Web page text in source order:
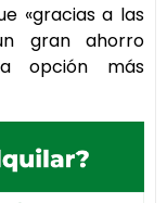
«gracias a las
gran ahorro
opción más